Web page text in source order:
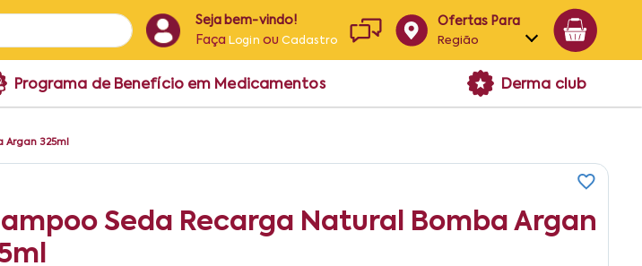
Seja bem-vindo!
Faça Login ouCadastro
Ofertas Para
Região
Alagoas
Programa de Benefício em Medicamentos Derma club
Argan 325ml
Seda Recarga Natural Bomba Argan